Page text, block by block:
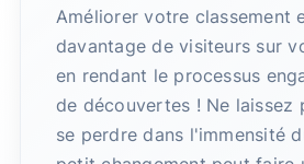
Améliorer votre classement
davantage de visiteurs sur
en rendant le processus
de découvertes ! Ne laissez
se perdre dans l'immensité